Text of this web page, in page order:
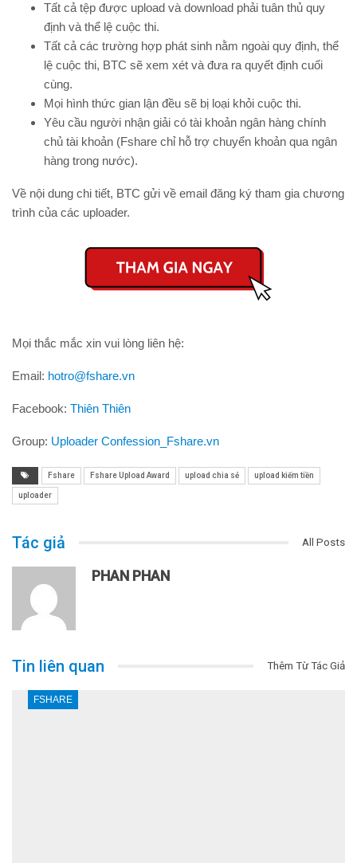
Tất cả tệp được upload và download phải tuân thủ quy
định và thể lệ cuộc thi.
Tất cả các trường hợp phát sinh nằm ngoài quy định, thể
lệ cuộc thi, BTC sẽ xem xét và đưa ra quyết định cuối
cùng.
Mọi hình thức gian lận đều sẽ bị loại khỏi cuộc thi.
Yêu cầu người nhận giải có tài khoản ngân hàng chính
chủ tài khoản (Fshare chỉ hỗ trợ chuyển khoản qua ngân
hàng trong nước).
Về nội dung chi tiết, BTC gửi về email đăng ký tham gia chương
trình của các uploader.
Mọi thắc mắc xin vui lòng liên hệ:
Email: hotro@fshare.vn
Facebook: Thiên Thiên
Group: Uploader Confession_Fshare.vn
Fshare Fshare Upload Award upload chia sẻ upload kiếm tiền
uploader
Tác giả All Posts
PHAN PHAN
Tin liên quan Thêm Từ Tác Giả
FSHARE